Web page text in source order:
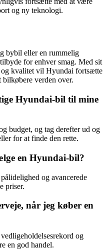
og ny teknologi.
bybil eller en rummelig
for enhver smag. Med sit
kvalitet vil Hyundai fortsætte
verden over.
Hyundai-bil til mine
budget, og tag derefter ud og
for at finde den rette.
en Hyundai-bil?
og avancerede
priser.
når jeg køber en
og
en god handel.